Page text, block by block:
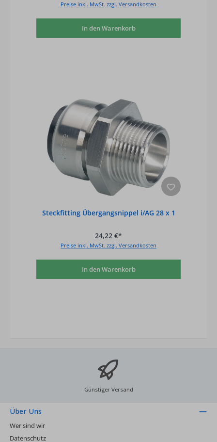
Preise inkl. MwSt. zzgl. Versandkosten
In den Warenkorb
Steckfitting Übergangsnippel i/AG 28 x 1
24,22 €*
Preise inkl. MwSt. zzgl. Versandkosten
In den Warenkorb
Günstiger Versand
Über Uns
Wer sind wir
Datenschutz